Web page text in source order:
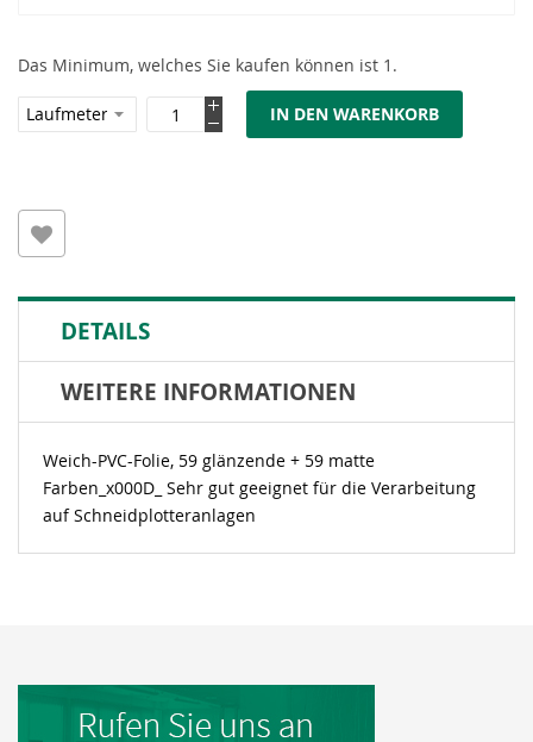
Das Minimum, welches Sie kaufen können ist 1.
IN DEN WARENKORB
DETAILS
WEITERE INFORMATIONEN
Weich-PVC-Folie, 59 glänzende + 59 matte
Farben_x000D_ Sehr gut geeignet für die Verarbeitung
auf Schneidplotteranlagen